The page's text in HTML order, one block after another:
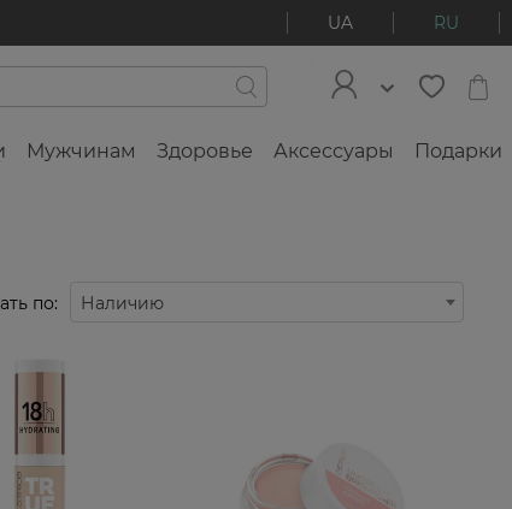
UA RU
Мужчинам Здоровье Аксессуары Подарки
по: Наличию